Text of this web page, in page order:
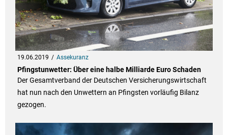
19.06.2019 Assekuranz
Pfingstunwetter: Über eine halbe Milliarde Euro Schaden
Der Gesamtverband der Deutschen Versicherungswirtschaft
hat nun nach den Unwettern an Pfingsten vorläufig Bilanz
gezogen.